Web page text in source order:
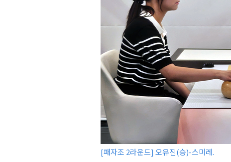
[패자조 2라운드] 오유진(승)-스미레.